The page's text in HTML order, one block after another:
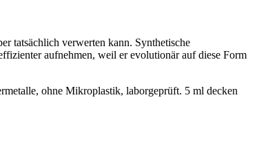
tatsächlich verwerten kann. Synthetische
aufnehmen, weil er evolutionär auf diese Form
ohne Mikroplastik, laborgeprüft. 5 ml decken